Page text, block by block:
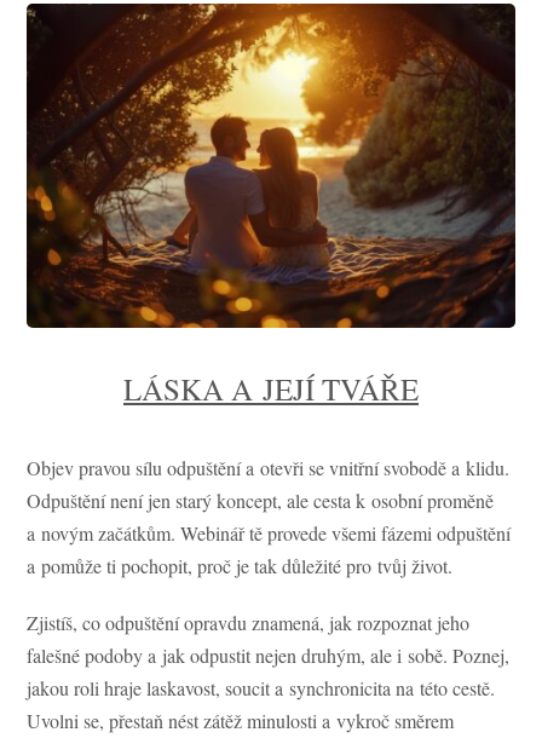
LÁSKA A JEJÍ TVÁŘE
Objev pravou sílu odpuštění a otevři se vnitřní svobodě a klidu.
Odpuštění není jen starý koncept, ale cesta k osobní proměně
a novým začátkům. Webinář tě provede všemi fázemi odpuštění
a pomůže ti pochopit, proč je tak důležité pro tvůj život.
Zjistíš, co odpuštění opravdu znamená, jak rozpoznat jeho
falešné podoby a jak odpustit nejen druhým, ale i sobě. Poznej,
jakou roli hraje laskavost, soucit a synchronicita na této cestě.
Uvolni se, přestaň nést zátěž minulosti a vykroč směrem